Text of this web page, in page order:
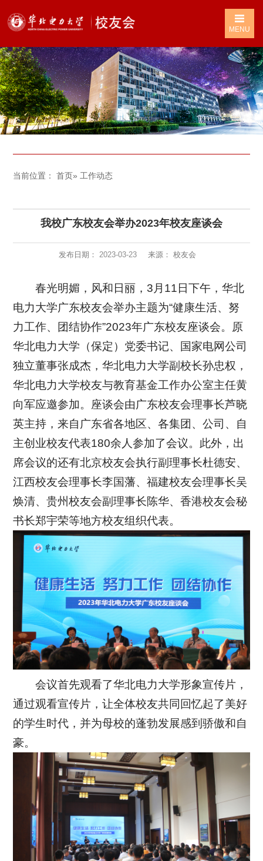
MENU
当前位置：首页» 工作动态
我校广东校友会举办2023年校友座谈会
发布日期： 2023-03-23 来源： 校友会
春光明媚，风和日丽，3月11日下午，华北
电力大学广东校友会举办主题为“健康生活、努
力工作、团结协作”2023年广东校友座谈会。原
华北电力大学（保定）党委书记、国家电网公司
独立董事张成杰，华北电力大学副校长孙忠权，
华北电力大学校友与教育基金工作办公室主任黄
向军应邀参加。座谈会由广东校友会理事长芦晓
英主持，来自广东省各地区、各集团、公司、自
主创业校友代表180余人参加了会议。此外，出
席会议的还有北京校友会执行副理事长杜德安、
江西校友会理事长李国藩、福建校友会理事长吴
焕清、贵州校友会副理事长陈华、香港校友会秘
书长郑宇荣等地方校友组织代表。
会议首先观看了华北电力大学形象宣传片，
通过观看宣传片，让全体校友共同回忆起了美好
的学生时代，并为母校的蓬勃发展感到骄傲和自
豪。